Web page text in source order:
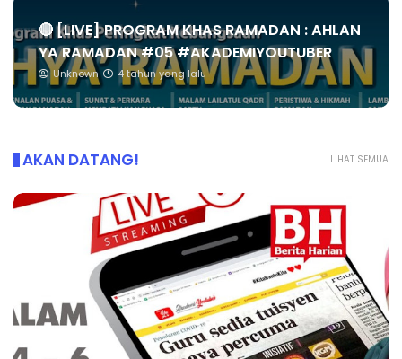
🔴 [LIVE] PROGRAM KHAS RAMADAN : AHLAN
YA RAMADAN #05 #AKADEMIYOUTUBER
Unknown 4 tahun yang lalu
LIHAT SEMUA
AKAN DATANG!